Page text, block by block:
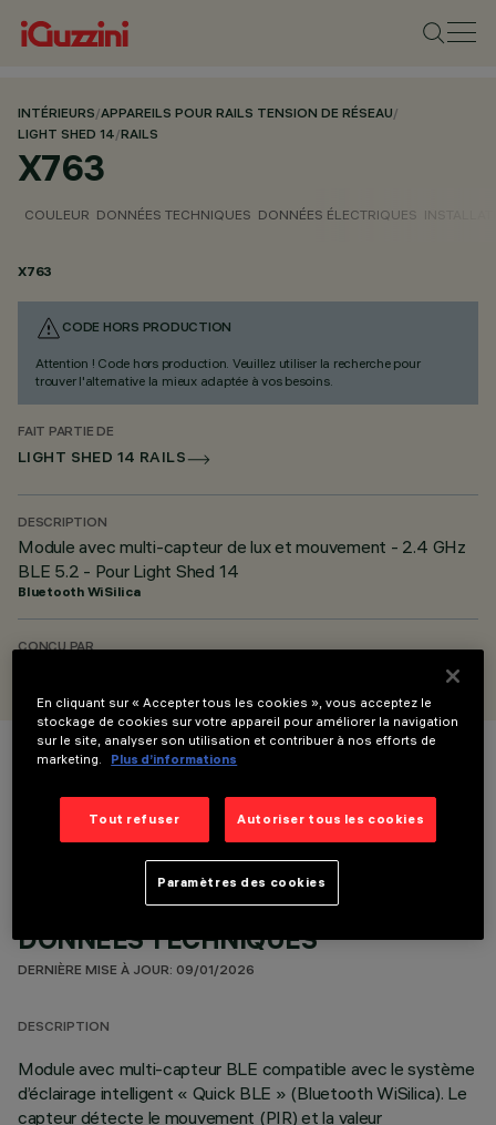
INTÉRIEURS/APPAREILS POUR RAILS TENSION DE RÉSEAU/
LIGHT SHED 14/RAILS
X763
COULEUR DONNÉES TECHNIQUES DONNÉES ÉLECTRIQUES
X763
CODE HORS PRODUCTION
Attention ! Code hors production. Veuillez utiliser la recherche pour
trouver l'alternative la mieux adaptée à vos besoins.
FAIT PARTIE DE
LIGHT SHED 14 RAILS
DESCRIPTION
Module avec multi-capteur de lux et mouvement - 2.4 GHz
BLE 5.2 - Pour Light Shed 14
Bluetooth WiSilica
CONÇU PAR
DONNÉES TECHNIQUES
DERNIÈRE MISE À JOUR: 09/01/2026
DESCRIPTION
Module avec multi-capteur BLE compatible avec le système
d’éclairage intelligent « Quick BLE » (Bluetooth WiSilica). Le
capteur détecte le mouvement (PIR) et la valeur
En cliquant sur « Accepter tous les cookies », vous acceptez le
stockage de cookies sur votre appareil pour améliorer la navigation
sur le site, analyser son utilisation et contribuer à nos efforts de
marketing.
Plus d’informations
Tout refuser Autoriser tous les cookies
Paramètres des cookies